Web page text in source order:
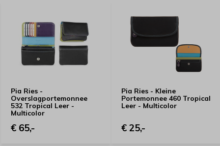
Pia Ries -
Overslagportemonnee
532 Tropical Leer -
Multicolor
€ 65,-
Pia Ries - Kleine
Portemonnee 460 Tropical
Leer - Multicolor
€ 25,-